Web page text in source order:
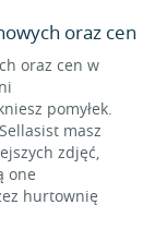
oraz cen
oraz cen w
pomyłek.
masz
zdjęć,
one
hurtownię